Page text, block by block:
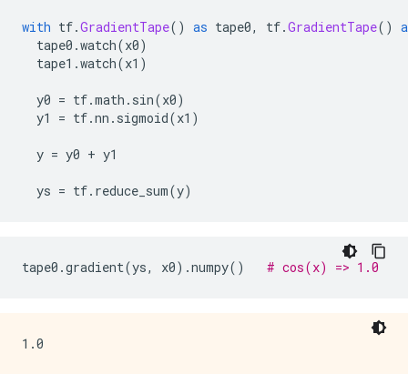
with tf.GradientTape() as tape0, tf.GradientTape()
tape0 .watch(x0)
tape1 .watch(x1 )
y0 = tf.math . sin(x0)
y1 = tf.nn . sigmoid(x1 )
y = y0 + y1
ys = tf. reduce_sum(y)
tape0 .gradient(ys, x0).numpy() # cos(x) => 1.0